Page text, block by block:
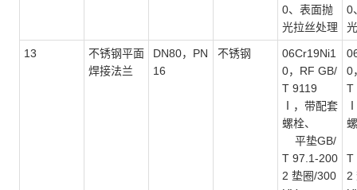
0、表面抛
光拉丝处理
0
13
不锈钢平面
焊接法兰
DN80，PN
16
不锈钢
06Cr19Ni1
0，RF GB/
T 9119
Ⅰ，带配套
螺栓、
平垫GB/
T 97.1-200
2 垫圈/300
0
T
T
2